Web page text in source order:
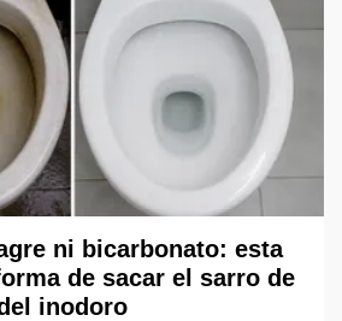
ni bicarbonato: esta
de sacar el sarro de
inodoro